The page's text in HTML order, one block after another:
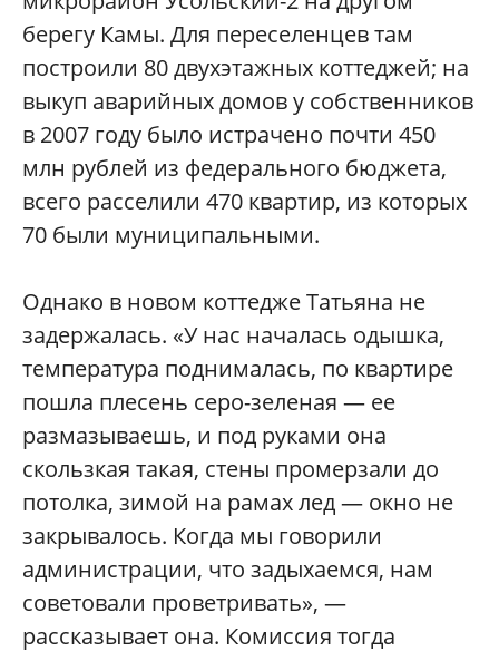
берегу Камы. Для переселенцев там
построили 80 двухэтажных коттеджей; на
выкуп аварийных домов у собственников
в 2007 году было истрачено почти 450
млн рублей из федерального бюджета,
всего расселили 470 квартир, из которых
70 были муниципальными.
Однако в новом коттедже Татьяна не
задержалась. «У нас началась одышка,
температура поднималась, по квартире
пошла плесень серо-зеленая — ее
размазываешь, и под руками она
скользкая такая, стены промерзали до
потолка, зимой на рамах лед — окно не
закрывалось. Когда мы говорили
администрации, что задыхаемся, нам
советовали проветривать», —
рассказывает она. Комиссия тогда